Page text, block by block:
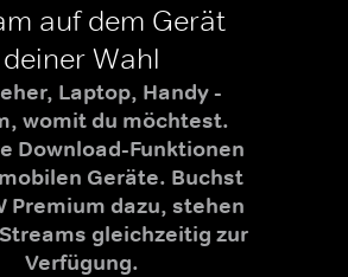
auf dem Gerät
deiner Wahl
Laptop, Handy -
womit du möchtest.
Download-Funktionen
Geräte. Buchst
Premium dazu, stehen
gleichzeitig zur
Verfügung.